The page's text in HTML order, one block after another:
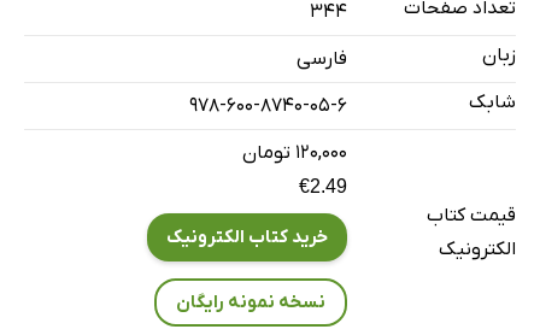
کتاب
لوسی دوم
بارقه‌های امید
انگشتانه
تعداد صفحات
344
زبان
فارسی
شابک
978-600-8740-05-6
قیمت کتاب
الکترونیک
۱۲۰,۰۰۰ تومان
€2.49
خرید کتاب الکترونیک
نسخه نمونه رایگان